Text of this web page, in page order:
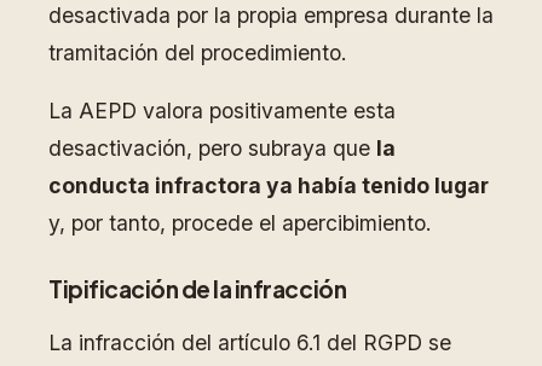
desactivada por la propia empresa durante la
tramitación del procedimiento.
La AEPD valora positivamente esta
desactivación, pero subraya que la
conducta infractora ya había tenido lugar
y, por tanto, procede el apercibimiento.
Tipificación de la infracción
La infracción del artículo 6.1 del RGPD se